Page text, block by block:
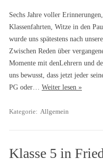
Sechs Jahre voller
Klassenfahrten, Witze in den
wurde uns spätestens nach
Zwischen Reden über
Momente mit denLehrern und
uns bewusst, dass jetzt jeder
PG oder… Weiter lesen »
Kategorie: Allgemein
Klasse 5 in